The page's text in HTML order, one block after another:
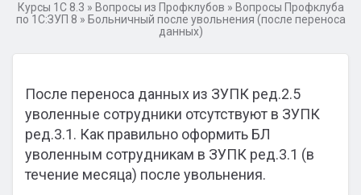
Курсы 1С 8.3 » Вопросы из Профклубов » Вопросы Профклуба
по 1С:ЗУП 8 » Больничный после увольнения (после переноса
данных)
После переноса данных из ЗУПК ред.2.5
уволенные сотрудники отсутствуют в ЗУПК
ред.3.1. Как правильно оформить БЛ
уволенным сотрудникам в ЗУПК ред.3.1 (в
течение месяца) после увольнения.